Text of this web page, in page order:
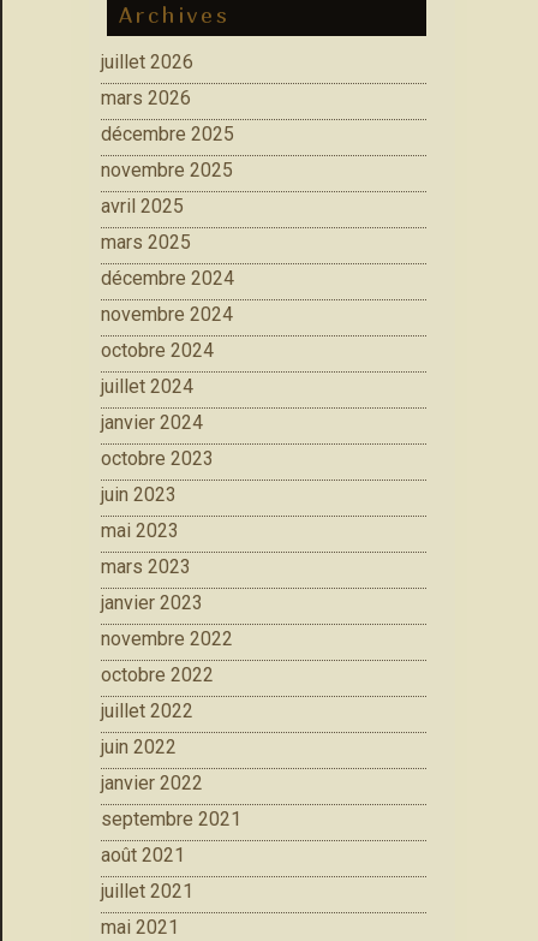
Archives
juillet 2026
mars 2026
décembre 2025
novembre 2025
avril 2025
mars 2025
décembre 2024
novembre 2024
octobre 2024
juillet 2024
janvier 2024
octobre 2023
juin 2023
mai 2023
mars 2023
janvier 2023
novembre 2022
octobre 2022
juillet 2022
juin 2022
janvier 2022
septembre 2021
août 2021
juillet 2021
mai 2021